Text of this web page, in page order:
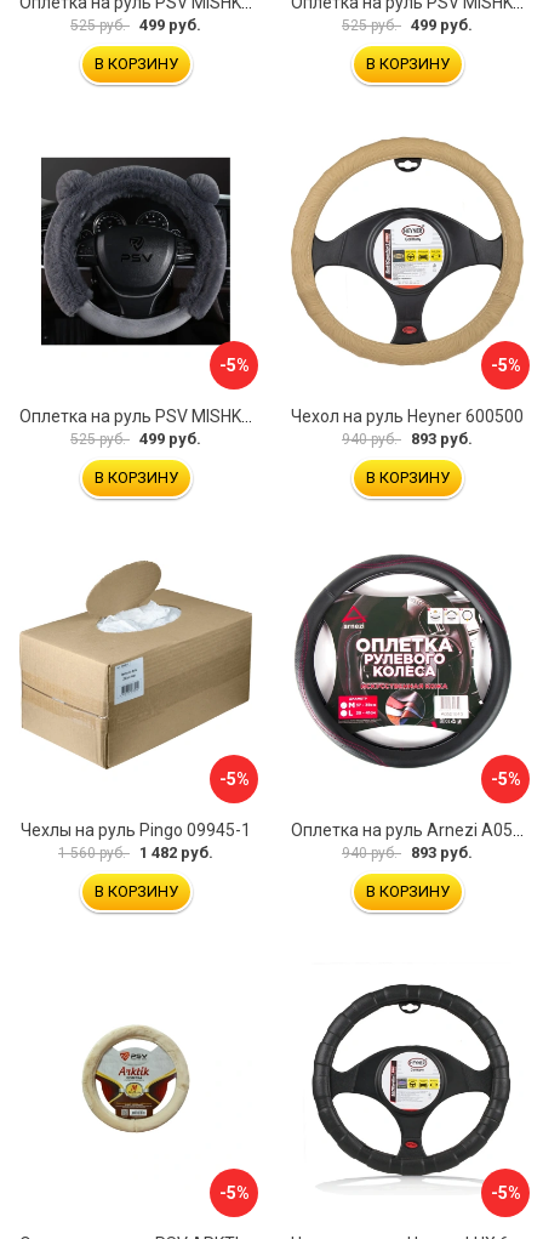
525 руб. 499 руб.
В КОРЗИНУ
525 руб. 499 руб.
В КОРЗИНУ
-5%
525 руб. 499 руб.
В КОРЗИНУ
-5%
Чехол на руль Heyner 600500
940 руб. 893 руб.
В КОРЗИНУ
-5%
Чехлы на руль Pingo 09945-1
1 560 руб. 1 482 руб.
В КОРЗИНУ
-5%
940 руб. 893 руб.
В КОРЗИНУ
-5% -5%